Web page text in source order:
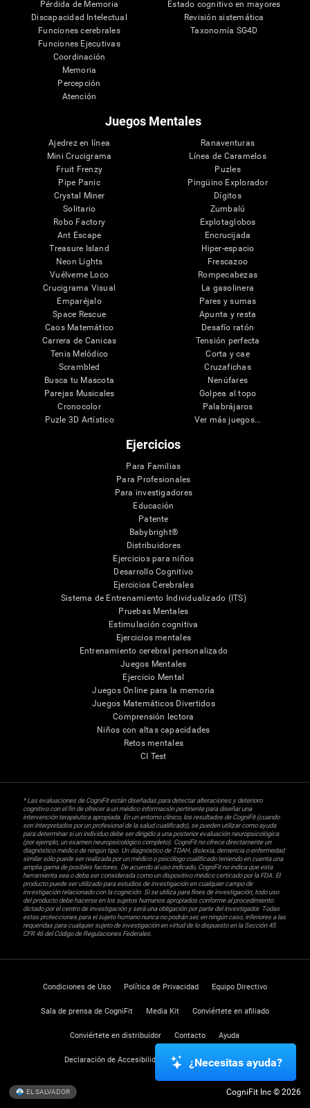
Pérdida de Memoria
Discapacidad Intelectual
Funciones cerebrales
Funciones Ejecutivas
Coordinación
Memoria
Percepción
Atención
Estado cognitivo en mayores
Revisión sistemática
Taxonomía SG4D
Juegos Mentales
Ajedrez en línea
Mini Crucigrama
Fruit Frenzy
Pipe Panic
Crystal Miner
Solitario
Robo Factory
Ant Escape
Treasure Island
Neon Lights
Vuélveme Loco
Crucigrama Visual
Emparéjalo
Space Rescue
Caos Matemático
Carrera de Canicas
Tenis Melódico
Scrambled
Busca tu Mascota
Parejas Musicales
Cronocolor
Puzle 3D Artístico
Ranaventuras
Línea de Caramelos
Puzles
Pingüino Explorador
Dígitos
Zumbalú
Explotaglobos
Encrucijada
Hiper-espacio
Frescazoo
Rompecabezas
La gasolinera
Pares y sumas
Apunta y resta
Desafío ratón
Tensión perfecta
Corta y cae
Cruzafichas
Nenúfares
Golpea al topo
Palabrájaros
Ver más juegos...
Ejercicios
Para Familias
Para Profesionales
Para investigadores
Educación
Patente
Babybright®
Distribuidores
Ejercicios para niños
Desarrollo Cognitivo
Ejercicios Cerebrales
Sistema de Entrenamiento Individualizado (ITS)
Pruebas Mentales
Estimulación cognitiva
Ejercicios mentales
Entrenamiento cerebral personalizado
Juegos Mentales
Ejercicio Mental
Juegos Online para la memoria
Juegos Matemáticos Divertidos
Comprensión lectora
Niños con altas capacidades
Retos mentales
CI Test
* Las evaluaciones de CogniFit están diseñadas para detectar alteraciones y deterioro
cognitivo con el fin de ofrecer a un médico información pertinente para diseñar una
intervención terapéutica apropiada. En un entorno clínico, los resultados de CogniFit (cuando
son interpretados por un profesional de la salud cualificado), se pueden utilizar como ayuda
para determinar si un individuo debe ser dirigido a una posterior evaluación neuropsicológica
(por ejemplo, un examen neuropsicológico completo). CogniFit no ofrece directamente un
diagnóstico médico de ningún tipo. Un diagnóstico de TDAH, dislexia, demencia o enfermedad
similar sólo puede ser realizada por un médico o psicólogo cualificado teniendo en cuenta una
amplia gama de posibles factores. De acuerdo al uso indicado, CogniFit no indica que esta
herramienta sea o deba ser considerada como un dispositivo médico certicado por la FDA. El
producto puede ser utilizado para estudios de investigación en cualquier campo de
investigación relacionado con la cognición. Si se utiliza para fines de investigación, todo uso
del producto debe hacerse en los sujetos humanos apropiados conforme al procedimiento
dictado por el centro de investigación y será una obligación por parte del investigador. Todas
estas protecciones para el sujeto humano nunca no podrán ser, en ningún caso, inferiores a las
requeridas para cualquier sujeto de investigación en virtud de lo dispuesto en la Sección 45
CFR 46 del Código de Regulaciones Federales.
Condiciones de Uso Política de Privacidad Equipo Directivo
Sala de prensa de CogniFit Media Kit Conviértete en afiliado
Conviértete en distribuidor Contacto Ayuda
Declaración de Accesibilidad Centro de Confianza
EL SALVADOR CogniFit Inc © 2026
¿Necesitas ayuda?